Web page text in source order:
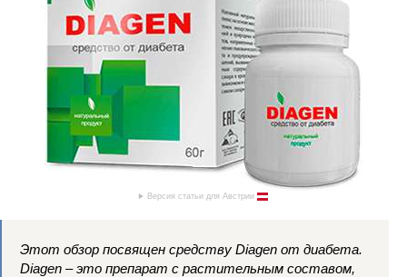
Версия статьи для Австрии
Этот обзор посвящен средству Diagen от диабета.
Diagen – это препарат с растительным составом,